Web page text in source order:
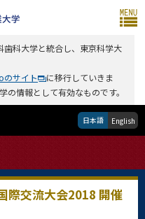
科大学と統合し、東京科学大
のサイト
に移行していきま
の情報として有効なものです。
日本語 English
際交流大会2018 開催